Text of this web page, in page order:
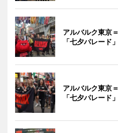
アルバルク東京
「七夕パレード」
アルバルク東京
「七夕パレード」